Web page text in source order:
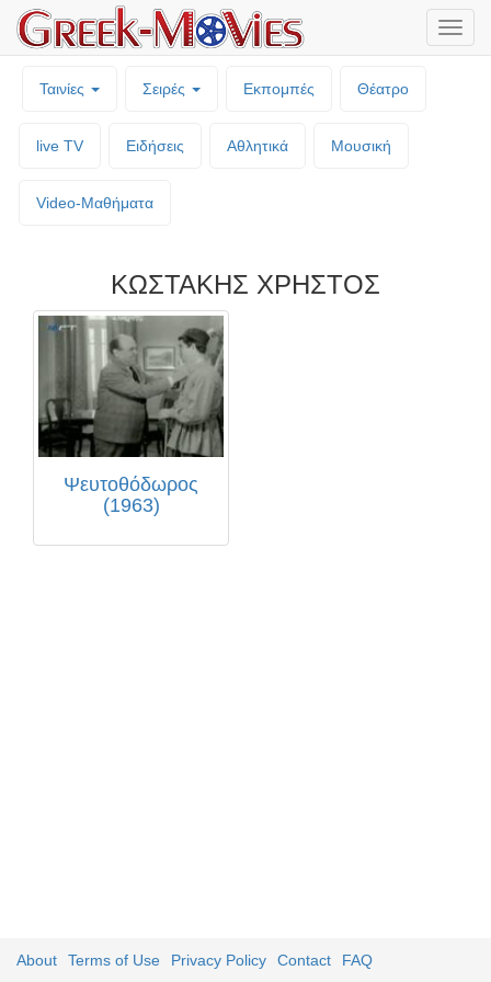
Ταινίες Σειρές Εκπομπές Θέατρο
live TV Ειδήσεις Αθλητικά Μουσική
Video-Mαθήματα
ΚΩΣΤΑΚΗΣ ΧΡΗΣΤΟΣ
Ψευτοθόδωρος
(1963)
About Terms of Use Privacy Policy Contact FAQ